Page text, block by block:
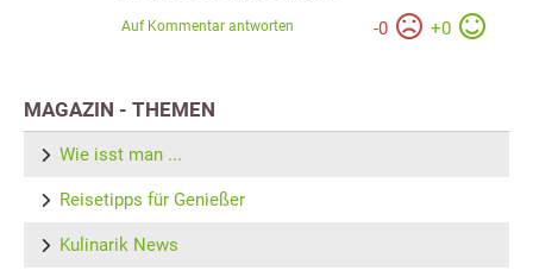
-0 +0
Auf Kommentar antworten
MAGAZIN - THEMEN
Wie isst man ...
Reisetipps für Genießer
Kulinarik News